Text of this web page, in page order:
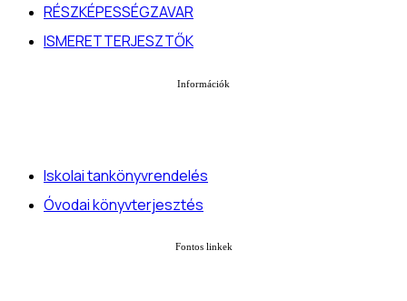
RÉSZKÉPESSÉGZAVAR
ISMERETTERJESZTŐK
Információk
Iskolai tankönyvrendelés
Óvodai könyvterjesztés
Fontos linkek